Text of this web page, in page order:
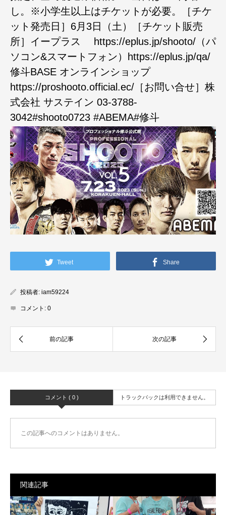
し。※小学生以上はチケットが必要。［チケ
ット発売日］6月3日（土）［チケット販売
所］イープラス https://eplus.jp/shooto/（パ
ソコン&スマートフォン）https://eplus.jp/qa/
修斗BASE オンラインショップ
https://proshooto.official.ec/［お問い合せ］株
式会社 サステイン 03-3788-
3042#shooto0723 #ABEMA#修斗
Tweet Share
投稿者: iam59224
コメント: 0
コメント ( 0 ) トラックバックは利用できません。
この記事へのコメントはありません。
関連記事